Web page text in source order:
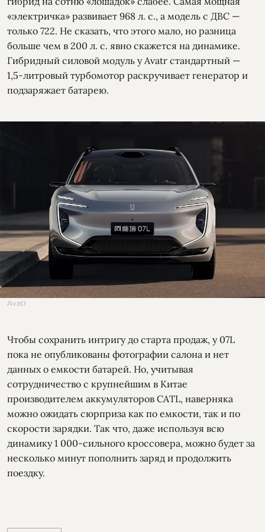
«электричка» развивает 968 л. с., а модель с ДВС —
только 722. Не сказать, что этого мало, но разница
больше чем в 200 л. с. явно скажется на динамике.
Гибридный силовой модуль у Avatr стандартный —
1,5-литровый турбомотор раскручивает генератор и
подзаряжает батарею.
Avatr
Чтобы сохранить интригу до старта продаж, у 07L
пока не опубликованы фотографии салона и нет
данных о емкости батарей. Но, учитывая
сотрудничество с крупнейшим в Китае
производителем аккумуляторов CATL, наверняка
можно ожидать сюрприза как по емкости, так и по
скорости зарядки. Так что, даже используя всю
динамику 1 000-сильного кроссовера, можно будет за
несколько минут пополнить заряд и продолжить
поездку.